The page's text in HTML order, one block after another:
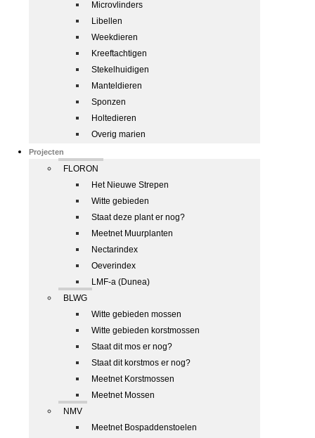
Microvlinders
Libellen
Weekdieren
Kreeftachtigen
Stekelhuidigen
Manteldieren
Sponzen
Holtedieren
Overig marien
Projecten
FLORON
Het Nieuwe Strepen
Witte gebieden
Staat deze plant er nog?
Meetnet Muurplanten
Nectarindex
Oeverindex
LMF-a (Dunea)
BLWG
Witte gebieden mossen
Witte gebieden korstmossen
Staat dit mos er nog?
Staat dit korstmos er nog?
Meetnet Korstmossen
Meetnet Mossen
NMV
Meetnet Bospaddenstoelen